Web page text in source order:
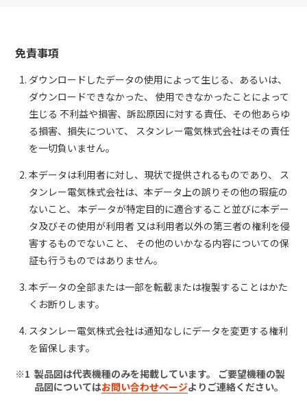
免責事項
ダウンロードしたデータの使用によって生じる、あるいは、
ダウンロードできなかった、 使用できなかったことによって
生じる 不利益や損害、訴訟原因に対する責任、その他あらゆ
る損害、損失について、 スタンレー電気株式会社はその責任
を一切負いません。
本データは利用者に対し、現状で提供されるものであり、 ス
タンレー電気株式会社は、本データ上の誤りその他の瑕疵の
ないこと、 本データが特定目的に適合すること並びに本デー
タ及びその使用が利用者 又は利用者以外の第三者の権利を侵
害するものでないこと、 その他のいかなる内容についての保
証も行うものではありません。
本データの全部または一部を転載または複製することはかた
くお断りします。
スタンレー電気株式会社は通知なしにデータを変更する権利
を留保します。
製品図は代表機種のみを掲載しています。 ご要望機種の製
品図についてはお問い合わせページよりご連絡ください。